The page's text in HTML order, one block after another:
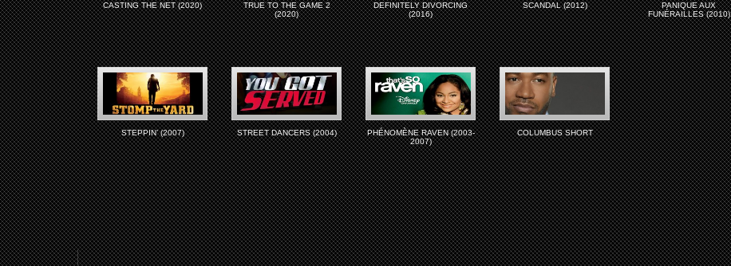
CASTING THE NET (2020)
TRUE TO THE GAME 2
(2020)
DEFINITELY DIVORCING
(2016)
SCANDAL (2012)
PANIQUE AUX
FUNÉRAILLES (2010)
STEPPIN’ (2007) STREET DANCERS (2004)
PHÉNOMÈNE RAVEN (2003-
2007)
COLUMBUS SHORT